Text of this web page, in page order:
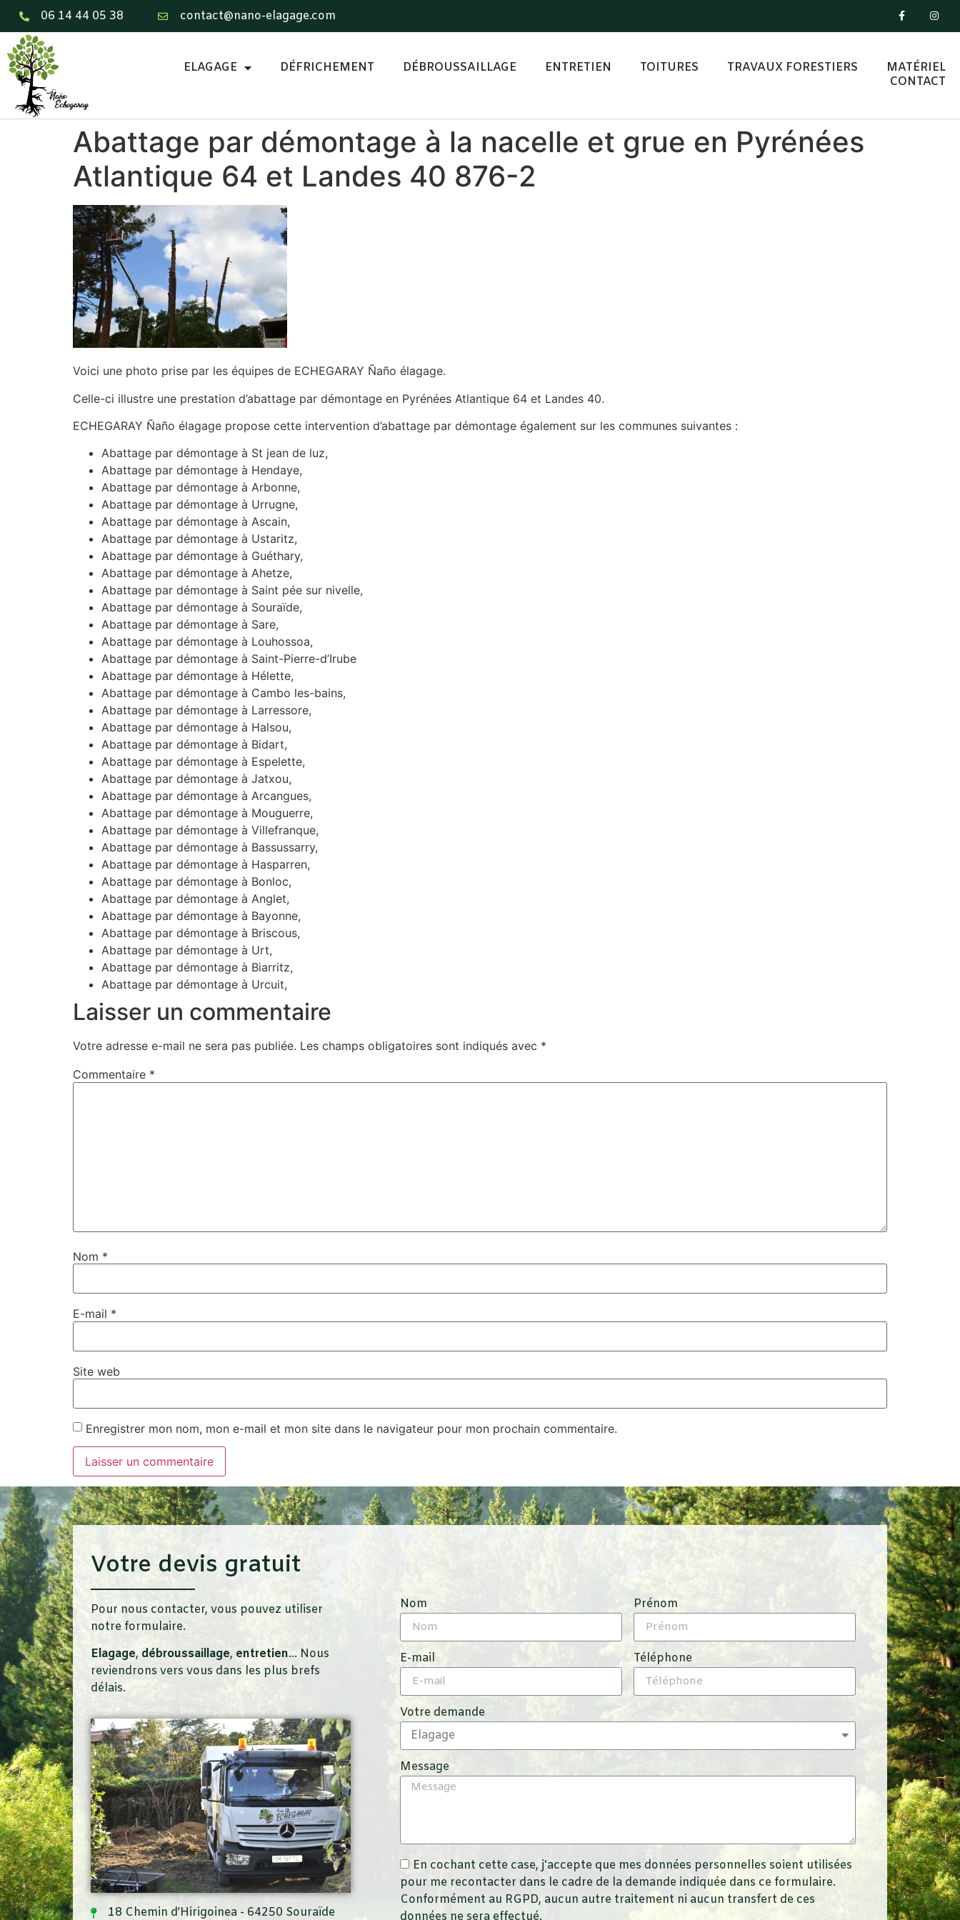
06 14 44 05 38 contact@nano-elagage.com
ELAGAGE DÉFRICHEMENT DÉBROUSSAILLAGE ENTRETIEN TOITURES TRAVAUX FORESTIERS
MATÉRIEL
CONTACT
Abattage par démontage à la nacelle et grue en Pyrénées
Atlantique 64 et Landes 40 876-2
Voici une photo prise par les équipes de ECHEGARAY Ñaño élagage.
Celle-ci illustre une prestation d’abattage par démontage en Pyrénées Atlantique 64 et Landes 40.
ECHEGARAY Ñaño élagage propose cette intervention d’abattage par démontage également sur les communes suivantes :
Abattage par démontage à St jean de luz,
Abattage par démontage à Hendaye,
Abattage par démontage à Arbonne,
Abattage par démontage à Urrugne,
Abattage par démontage à Ascain,
Abattage par démontage à Ustaritz,
Abattage par démontage à Guéthary,
Abattage par démontage à Ahetze,
Abattage par démontage à Saint pée sur nivelle,
Abattage par démontage à Souraïde,
Abattage par démontage à Sare,
Abattage par démontage à Louhossoa,
Abattage par démontage à Saint-Pierre-d’Irube
Abattage par démontage à Hélette,
Abattage par démontage à Cambo les-bains,
Abattage par démontage à Larressore,
Abattage par démontage à Halsou,
Abattage par démontage à Bidart,
Abattage par démontage à Espelette,
Abattage par démontage à Jatxou,
Abattage par démontage à Arcangues,
Abattage par démontage à Mouguerre,
Abattage par démontage à Villefranque,
Abattage par démontage à Bassussarry,
Abattage par démontage à Hasparren,
Abattage par démontage à Bonloc,
Abattage par démontage à Anglet,
Abattage par démontage à Bayonne,
Abattage par démontage à Briscous,
Abattage par démontage à Urt,
Abattage par démontage à Biarritz,
Abattage par démontage à Urcuit,
Laisser un commentaire
Votre adresse e-mail ne sera pas publiée. Les champs obligatoires sont indiqués avec *
Commentaire *
Nom *
E-mail *
Site web
Enregistrer mon nom, mon e-mail et mon site dans le navigateur pour mon prochain commentaire.
Votre devis gratuit
Pour nous contacter, vous pouvez utiliser
notre formulaire.
Elagage, débroussaillage, entretien… Nous
reviendrons vers vous dans les plus brefs
délais.
18 Chemin d’Hirigoinea - 64250 Souraïde
Nom Prénom
E-mail Téléphone
Votre demande
Message
En cochant cette case, j'accepte que mes données personnelles soient utilisées
pour me recontacter dans le cadre de la demande indiquée dans ce formulaire.
Conformément au RGPD, aucun autre traitement ni aucun transfert de ces
données ne sera effectué.